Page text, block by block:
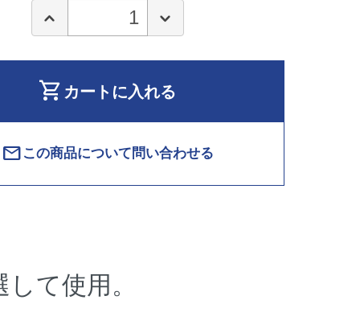
shopping_cart カートに入れる
mail この商品について問い合わせる
て使用。